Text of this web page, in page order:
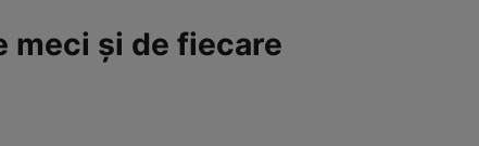
meci și de fiecare